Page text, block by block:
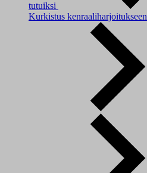
tutuiksi
Kurkistus kenraaliharjoitukseen